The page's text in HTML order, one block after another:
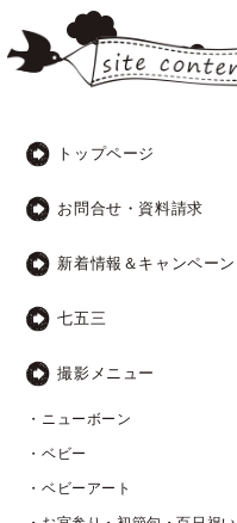
トップページ
お問合せ・資料請求
新着情報＆キャンペーン
七五三
撮影メニュー
・ニューボーン
・ベビー
・ベビーアート